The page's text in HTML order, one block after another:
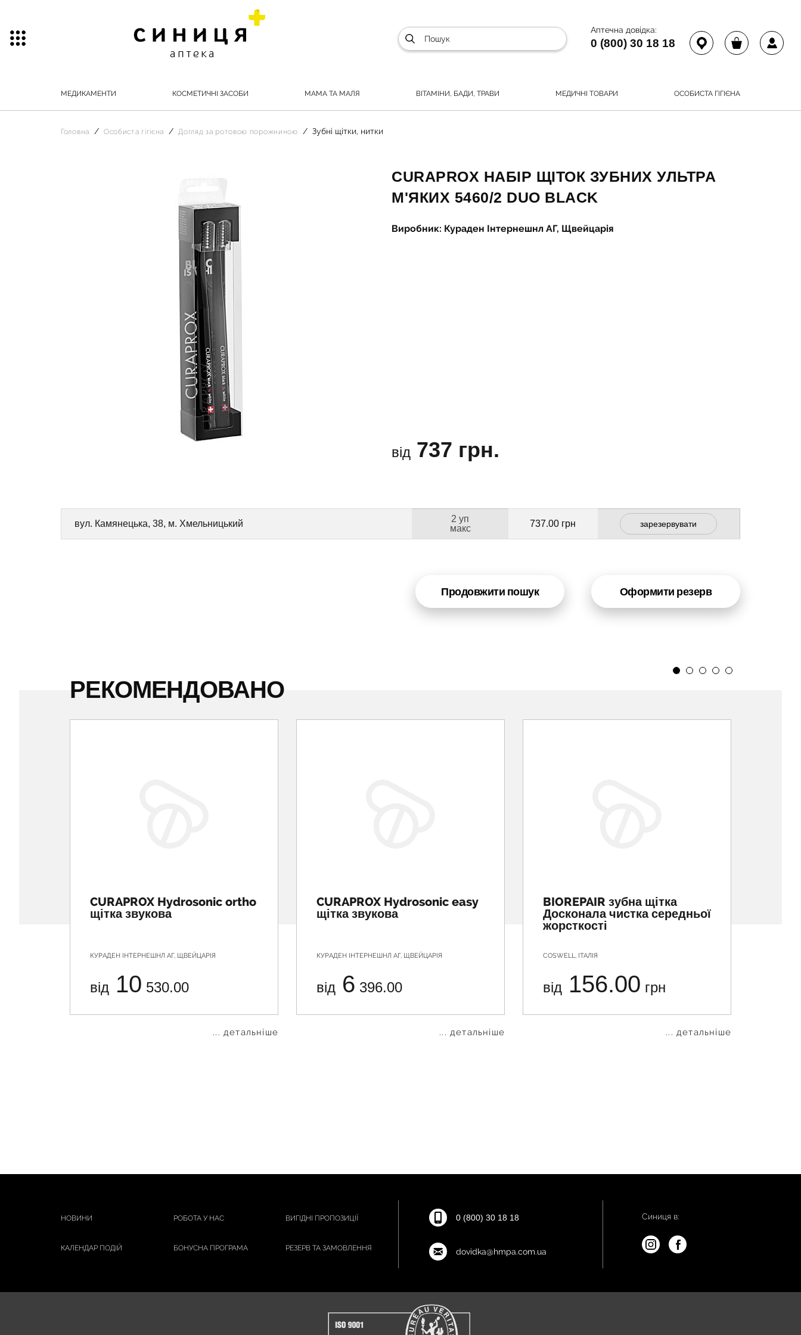
Аптечна довідка:
0 (800) 30 18 18
МЕДИКАМЕНТИ КОСМЕТИЧНІ ЗАСОБИ МАМА ТА МАЛЯ ВІТАМІНИ, БАДИ, ТРАВИ МЕДИЧНІ ТОВАРИ ОСОБИСТА ГІГІЄНА
Головна Особиста гігієна Догляд за ротовою порожниною Зубні щітки, нитки
CURAPROX НАБІР ЩІТОК ЗУБНИХ УЛЬТРА
М'ЯКИХ 5460/2 DUO BLACK
Виробник: Кураден Інтернешнл АГ, Щвейцарія
від 737 грн.
вул. Камянецька, 38, м. Хмельницький
2 уп
макс
737.00 грн зарезервувати
Продовжити пошук Оформити резерв
РЕКОМЕНДОВАНО
CURAPROX Hydrosonic ortho
щітка звукова
КУРАДЕН ІНТЕРНЕШНЛ АГ, ЩВЕЙЦАРІЯ
від 10 530.00
... детальніше
CURAPROX Hydrosonic easy
щітка звукова
КУРАДЕН ІНТЕРНЕШНЛ АГ, ЩВЕЙЦАРІЯ
від 6 396.00
... детальніше
BIOREPAIR зубна щітка
Досконала чистка середньої
жорсткості
COSWELL, ІТАЛІЯ
від 156.00 грн
... детальніше
НОВИНИ РОБОТА У НАС ВИГІДНІ ПРОПОЗИЦІЇ
КАЛЕНДАР ПОДІЙ БОНУСНА ПРОГРАМА РЕЗЕРВ ТА ЗАМОВЛЕННЯ
0 (800) 30 18 18
dovidka@hmpa.com.ua
Синиця в: